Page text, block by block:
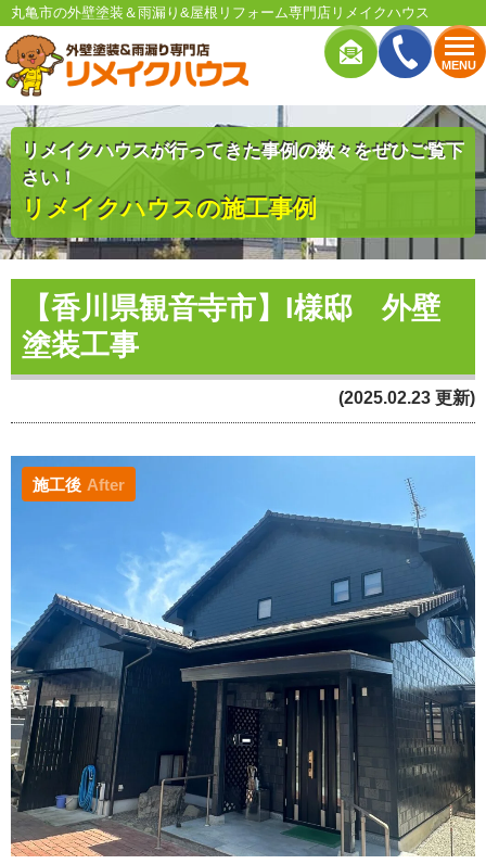
MENU
丸亀市の外壁塗装＆雨漏り&屋根リフォーム専門店リメイクハウス
リメイクハウスが行ってきた事例の数々をぜひご覧下
さい！
リメイクハウスの施工事例
【香川県観音寺市】I様邸 外壁
塗装工事
(2025.02.23 更新)
施工後 After